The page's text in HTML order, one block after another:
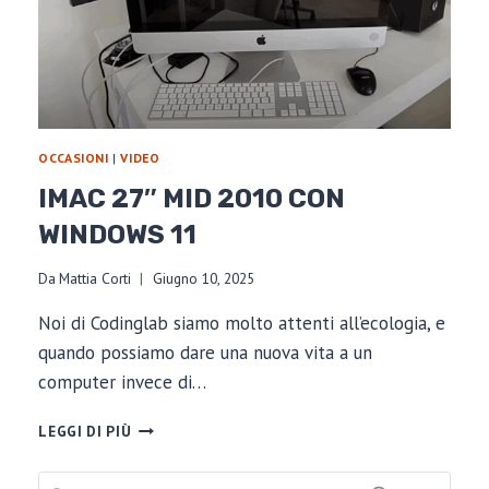
OCCASIONI |VIDEO
IMAC 27″ MID 2010 CON
WINDOWS 11
Da Mattia Corti Giugno 10, 2025
Noi di Codinglab siamo molto attenti all’ecologia, e
quando possiamo dare una nuova vita a un
computer invece di…
LEGGI DI PIÙ IMAC
MID